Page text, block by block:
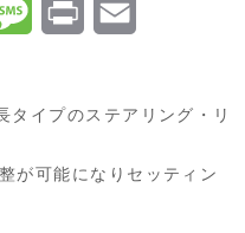
M
a
P
t l
タイプのステアリング・リ
が可能になりセッティン